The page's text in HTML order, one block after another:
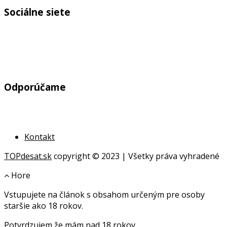
Sociálne siete
Odporúčame
Kontakt
TOPdesat.skcopyright © 2023 | Všetky práva vyhradené
Hore
online
Vstupujete na článok s obsahom určeným pre osoby
staršie ako 18 rokov.